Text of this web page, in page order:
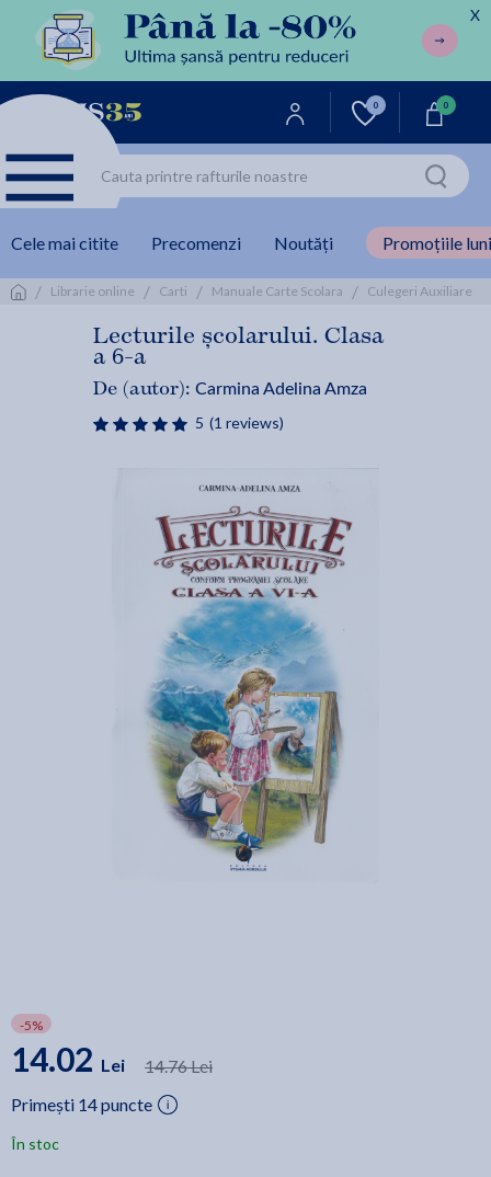
X
0 0
Cele mai citite Precomenzi Noutăți Promoțiile
/ Librarie online / Carti / Manuale Carte Scolara / Culegeri Auxiliare
Lecturile școlarului. Clasa
a 6-a
De (autor): Carmina Adelina Amza
5 (1 reviews)
-5%
14.02 Lei
14.76 Lei
Primești 14 puncte
În stoc